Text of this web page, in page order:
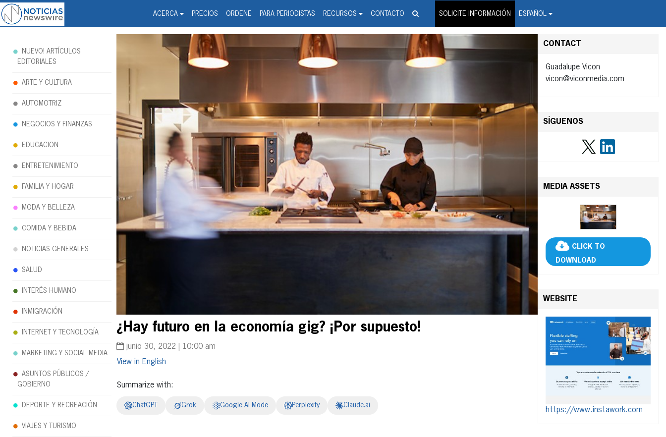
ACERCA PRECIOS ORDENE PARA PERIODISTAS RECURSOS CONTACTO SOLICITE INFORMACIÓN ESPAÑOL
Noticias Newswire - Hispanic Press Release Distribution Wire Service
¿Hay futuro en la economía gig? ¡Por supuesto!
junio 30, 2022 | 10:00 am
English
Summarize with:
ChatGPT Grok Google AI Mode Perplexity Claude.ai
CONTACT
Guadalupe Vicon
vicon@viconmedia.com
SÍGUENOS
MEDIA ASSETS
CLICK TO
DOWNLOAD
WEBSITE
https://www.instawork.com
NUEVO! ARTÍCULOS
EDITORIALES
ARTE Y CULTURA
AUTOMOTRIZ
NEGOCIOS Y FINANZAS
EDUCACION
ENTRETENIMIENTO
FAMILIA Y HOGAR
MODA Y BELLEZA
COMIDA Y BEBIDA
NOTICIAS GENERALES
SALUD
INTERÉS HUMANO
INMIGRACIÓN
INTERNET Y TECNOLOGÍA
MARKETING Y SOCIAL MEDIA
ASUNTOS PÚBLICOS /
GOBIERNO
DEPORTE Y RECREACIÓN
VIAJES Y TURISMO